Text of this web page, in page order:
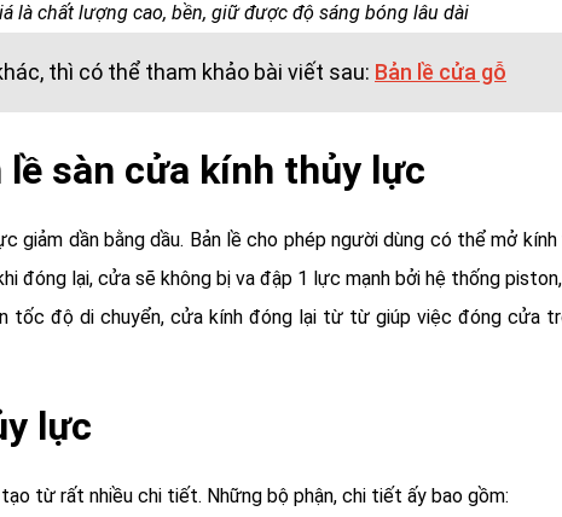
là chất lượng cao, bền, giữ được độ sáng bóng lâu dài
thì có thể tham khảo bài viết sau: Bản lề cửa gỗ
sàn cửa kính thủy lực
giảm dần bằng dầu. Bản lề cho phép người dùng có thể mở
đóng lại, cửa sẽ không bị va đập 1 lực mạnh bởi hệ thống
tốc độ di chuyển, cửa kính đóng lại từ từ giúp việc đóng cửa
lực
từ rất nhiều chi tiết. Những bộ phận, chi tiết ấy bao gồm: